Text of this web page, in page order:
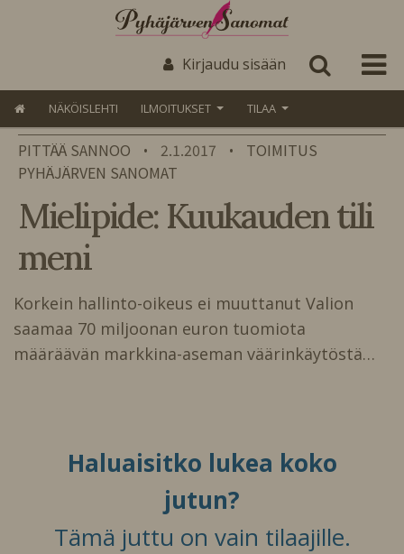
Kirjaudu sisään
NÄKÖISLEHTI ILMOITUKSET TILAA
PITTÄÄ SANNOO • 2.1.2017 •
TOIMITUS
PYHÄJÄRVEN SANOMAT
Mielipide: Kuukauden tili
meni
Korkein hallinto-oikeus ei muuttanut Valion
saamaa 70 miljoonan euron tuomiota
määräävän markkina-aseman väärinkäytöstä…
Haluaisitko lukea koko
jutun?
Tämä juttu on vain tilaajille.